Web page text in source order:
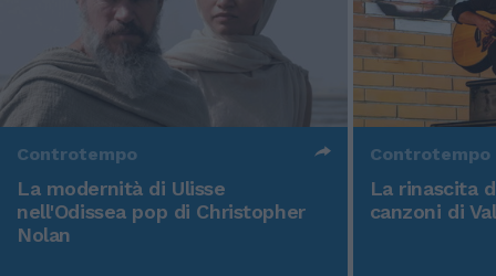
Controtempo
La modernità di Ulisse
nell'Odissea pop di Christopher
Nolan
Controtempo
La rinascita
canzoni di